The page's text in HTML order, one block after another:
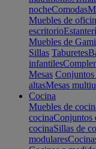
nocheComodas
Muebles de
escritorio
Muebles de
Sillas Taburetes
infantiles
Mesas Conjuntos
altasMesas
Cocina
Muebles de
cocinaConjuntos
cocinaSillas de
modulares